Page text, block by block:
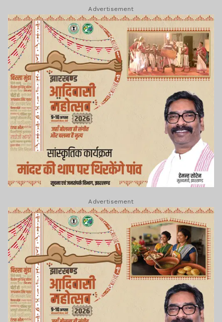
Advertisement
Advertisement